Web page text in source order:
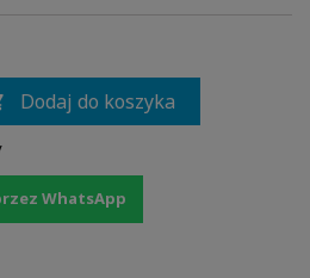
Dodaj do koszyka
WhatsApp